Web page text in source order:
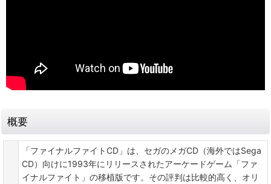
概要
「ファイナルファイトCD」は、セガのメガCD（海外ではSega
CD）向けに1993年にリリースされたアーケードゲーム「ファ
イナルファイト」の移植版です。その評判は比較的高く、オリ